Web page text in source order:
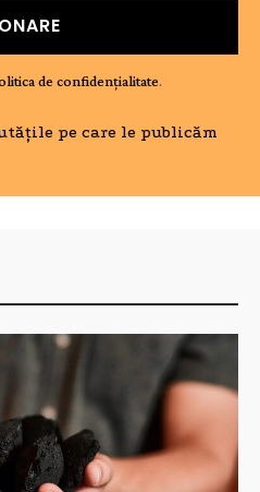
de confidențialitate.
pe care le publicăm